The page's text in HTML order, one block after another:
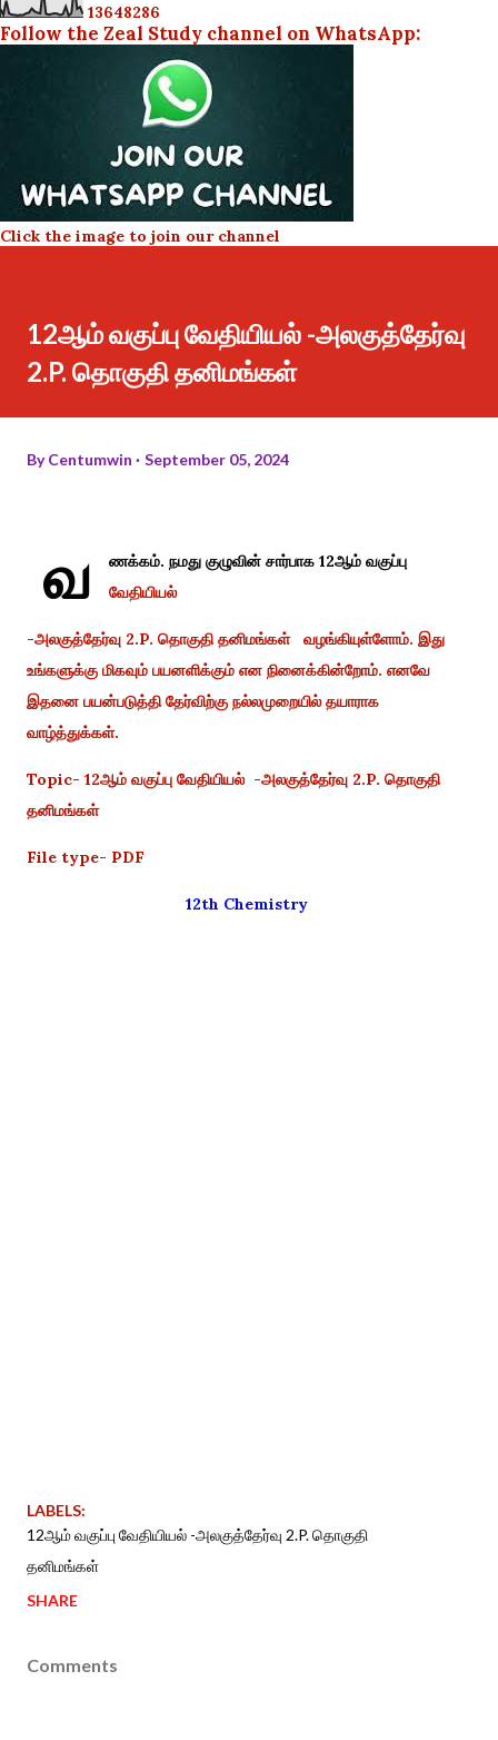
13648286
Follow the Zeal Study channel on WhatsApp:
Click the image to join our channel
12ஆம் வகுப்பு வேதியியல் -அலகுத்தேர்வு
2.P. தொகுதி தனிமங்கள்
ByCentumwin September 05, 2024
வ
ணக்கம். நமது குழுவின் சார்பாக 12ஆம் வகுப்பு
வேதியியல்
-அலகுத்தேர்வு 2.P. தொகுதி தனிமங்கள் வழங்கியுள்ளோம். இது
உங்களுக்கு மிகவும் பயனளிக்கும் என நினைக்கின்றோம். எனவே
இதனை பயன்படுத்தி தேர்விற்கு நல்லமுறையில் தயாராக
வாழ்த்துக்கள்.
Topic- 12ஆம் வகுப்பு வேதியியல் -அலகுத்தேர்வு 2.P. தொகுதி
தனிமங்கள்
File type- PDF
12th Chemistry
LABELS:
12ஆம் வகுப்பு வேதியியல் -அலகுத்தேர்வு 2.P. தொகுதி
தனிமங்கள்
SHARE
Comments